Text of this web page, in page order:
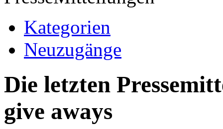
Kategorien
Neuzugänge
Die letzten
give aways